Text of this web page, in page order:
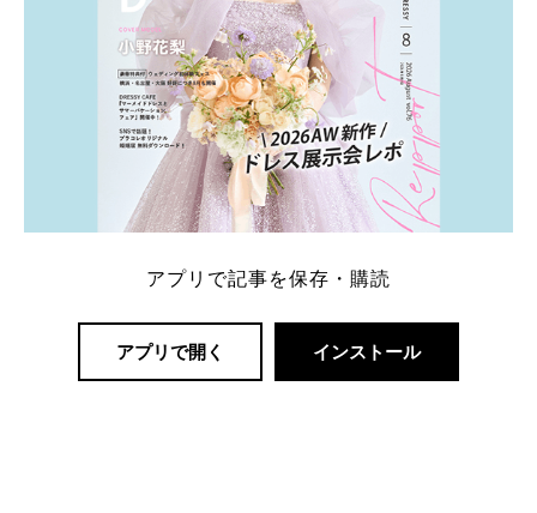
アプリで記事を保存・購読
アプリで開く インストール